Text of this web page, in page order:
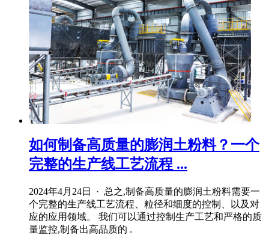
如何制备高质量的膨润土粉料？一个
完整的生产线工艺流程 ...
2024年4月24日 · 总之,制备高质量的膨润土粉料需要一
个完整的生产线工艺流程、粒径和细度的控制、以及对
应的应用领域。 我们可以通过控制生产工艺和严格的质
量监控,制备出高品质的 .